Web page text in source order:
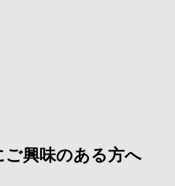
ご興味のある方へ